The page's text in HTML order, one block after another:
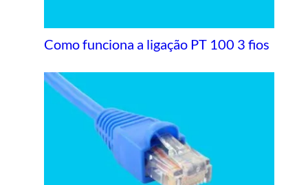
Como funciona a ligação PT 100 3 fios